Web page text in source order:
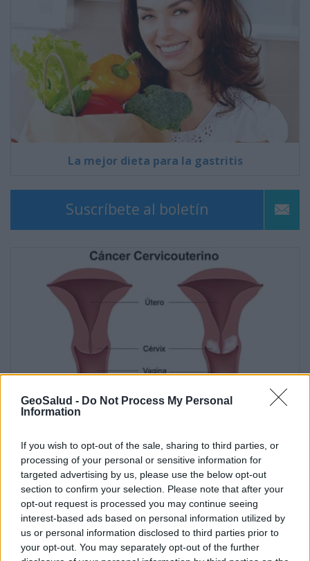
GeoSalud - Do Not Process My Personal
Information
If you wish to opt-out of the sale, sharing to third parties, or
processing of your personal or sensitive information for
targeted advertising by us, please use the below opt-out
section to confirm your selection. Please note that after your
opt-out request is processed you may continue seeing
interest-based ads based on personal information utilized by
us or personal information disclosed to third parties prior to
your opt-out. You may separately opt-out of the further
La mejor dieta para la gastritis
Suscríbete al boletín
Qué es el cáncer cervicouterino?
Anuncios